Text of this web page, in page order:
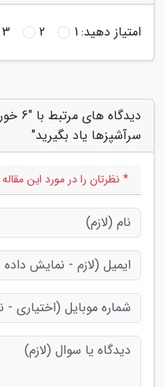
امتیاز دهید:1
2
3
سرآشپزها یاد بگیرید"
* نظرتان را در مورد این مقاله